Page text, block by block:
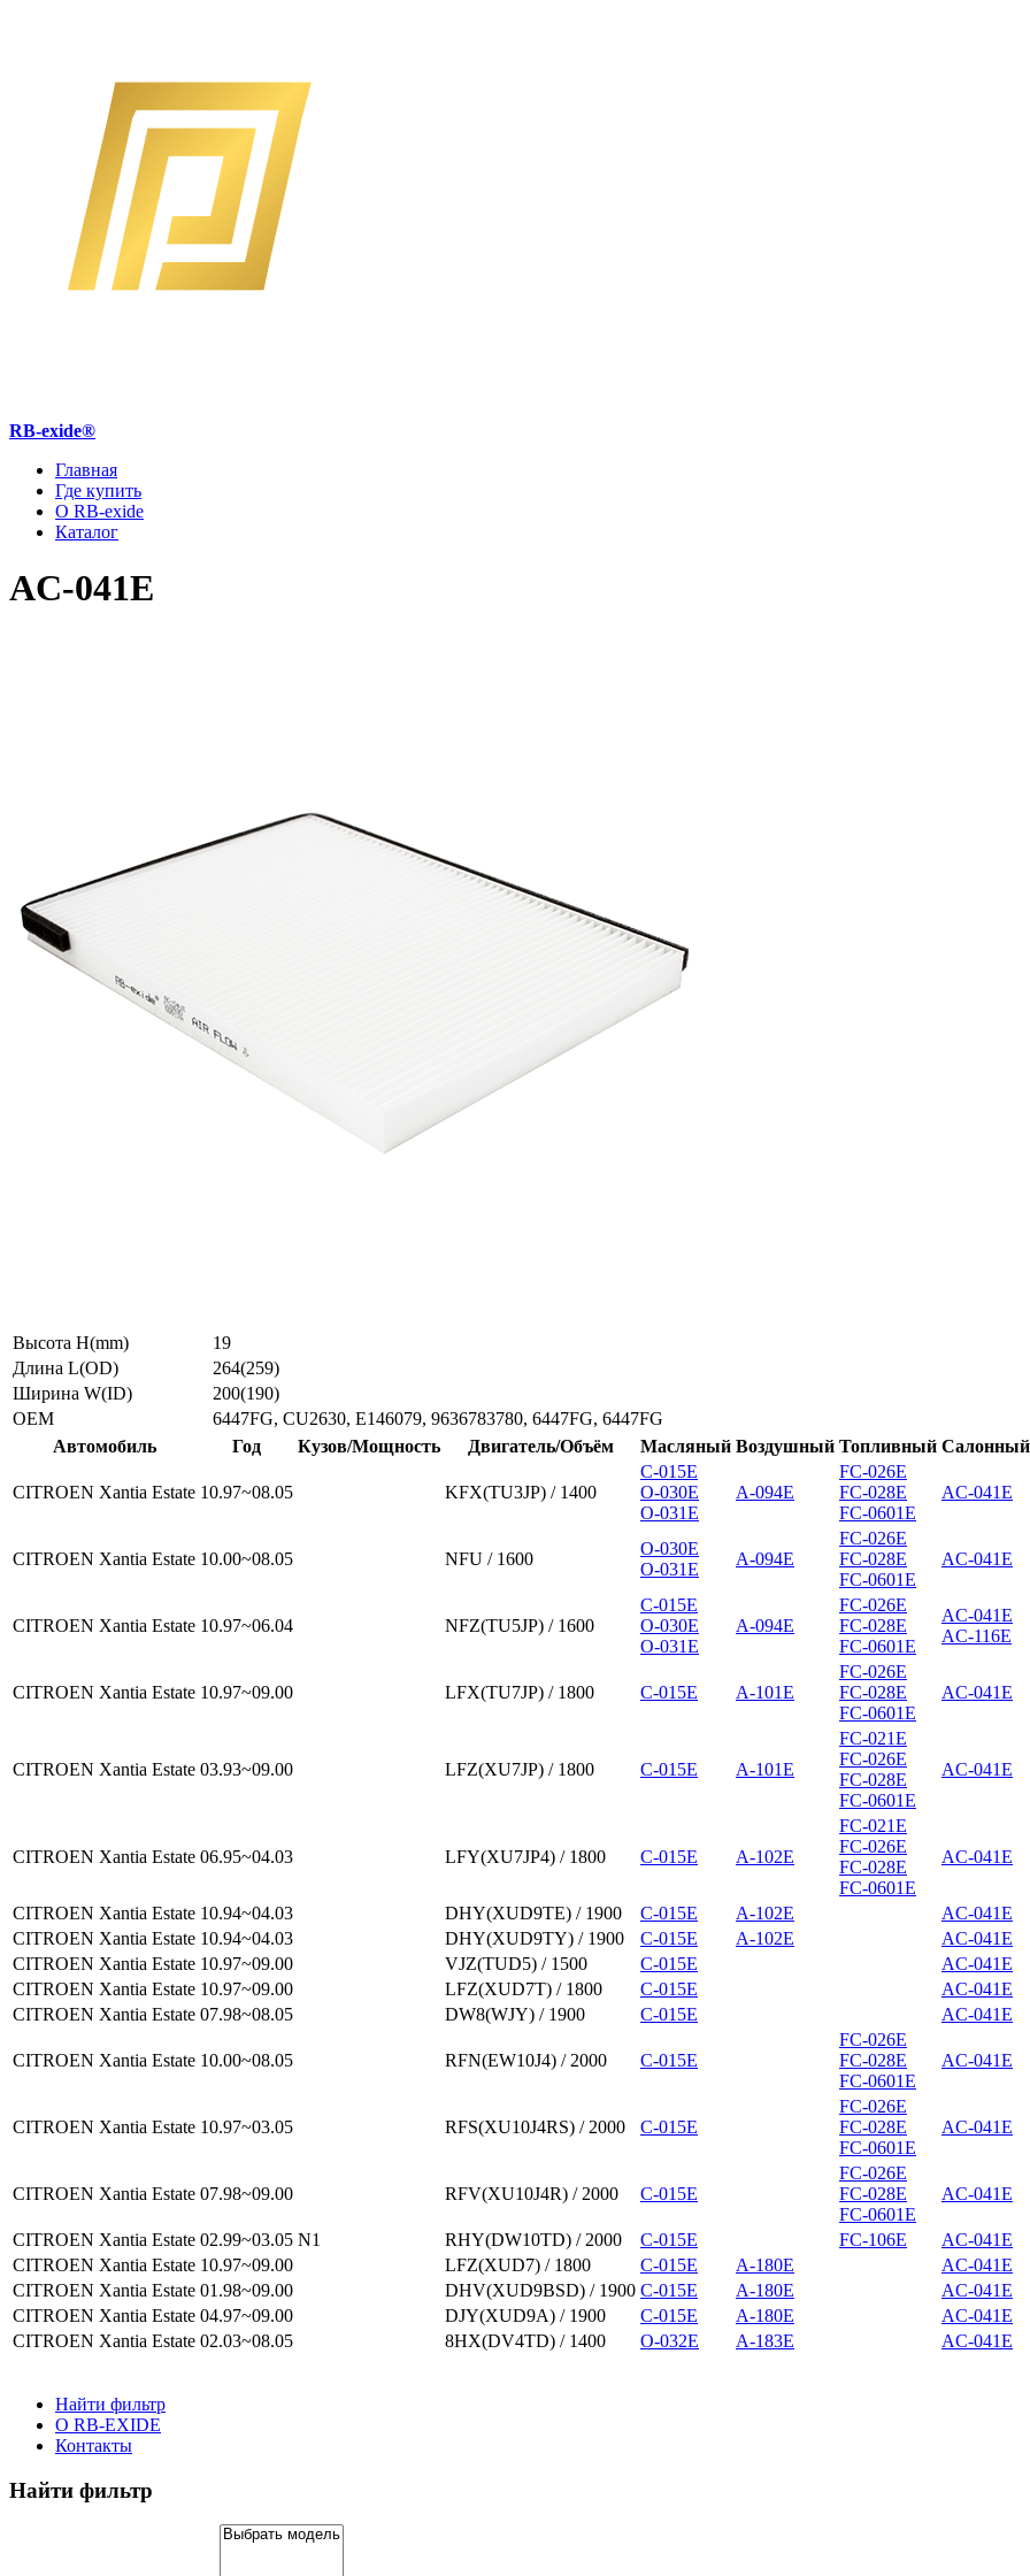
RB-exide®
Главная
Где купить
О RB-exide
Каталог
AC-041E
Высота H(mm)
19
Длина L(OD)
264(259)
Ширина W(ID)
200(190)
ОЕМ
6447FG, CU2630, E146079, 9636783780, 6447FG, 6447FG
Автомобиль
Год Кузов/Мощность Двигатель/Объём Масляный Воздушный Топливный Салонный
CITROEN Xantia Estate 10.97~08.05 KFX(TU3JP) / 1400
C-015E
O-030E
O-031E
A-094E
FC-026E
FC-028E
FC-0601E
AC-041E
CITROEN Xantia Estate 10.00~08.05 NFU / 1600
O-030E
O-031E
A-094E
FC-026E
FC-028E
FC-0601E
AC-041E
CITROEN Xantia Estate 10.97~06.04 NFZ(TU5JP) / 1600
C-015E
O-030E
O-031E
A-094E
FC-026E
FC-028E
FC-0601E
AC-041E
AC-116E
CITROEN Xantia Estate 10.97~09.00 LFX(TU7JP) / 1800 C-015E A-101E
FC-026E
FC-028E
FC-0601E
AC-041E
CITROEN Xantia Estate 03.93~09.00 LFZ(XU7JP) / 1800 C-015E A-101E
FC-021E
FC-026E
FC-028E
FC-0601E
AC-041E
CITROEN Xantia Estate 06.95~04.03 LFY(XU7JP4) / 1800 C-015E A-102E
FC-021E
FC-026E
FC-028E
FC-0601E
AC-041E
CITROEN Xantia Estate 10.94~04.03 DHY(XUD9TE) / 1900 C-015E A-102E
AC-041E
CITROEN Xantia Estate 10.94~04.03 DHY(XUD9TY) / 1900 C-015E A-102E
AC-041E
CITROEN Xantia Estate 10.97~09.00 VJZ(TUD5) / 1500 C-015E
AC-041E
CITROEN Xantia Estate 10.97~09.00 LFZ(XUD7T) / 1800 C-015E
AC-041E
CITROEN Xantia Estate 07.98~08.05 DW8(WJY) / 1900 C-015E AC-041E
CITROEN Xantia Estate 10.00~08.05 RFN(EW10J4) / 2000 C-015E
FC-026E
FC-028E
FC-0601E
AC-041E
CITROEN Xantia Estate 10.97~03.05 RFS(XU10J4RS) / 2000 C-015E
FC-026E
FC-028E
FC-0601E
AC-041E
CITROEN Xantia Estate 07.98~09.00 RFV(XU10J4R) / 2000 C-015E
FC-026E
FC-028E
FC-0601E
AC-041E
CITROEN Xantia Estate 02.99~03.05 N1 RHY(DW10TD) / 2000 C-015E FC-106E
AC-041E
CITROEN Xantia Estate 10.97~09.00 LFZ(XUD7) / 1800 C-015E A-180E
AC-041E
CITROEN Xantia Estate 01.98~09.00 DHV(XUD9BSD) / 1900 C-015E A-180E
AC-041E
CITROEN Xantia Estate 04.97~09.00 DJY(XUD9A) / 1900 C-015E A-180E
AC-041E
CITROEN Xantia Estate 02.03~08.05 8HX(DV4TD) / 1400 O-032E A-183E AC-041E
Найти фильтр
О RB-EXIDE
Контакты
Найти фильтр